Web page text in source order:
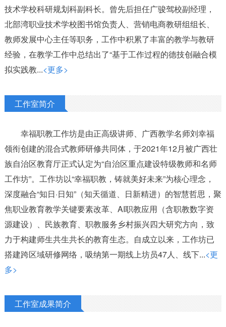
技术学校科研规划科副科长。曾先后担任广骏驾校副经理，
北部湾职业技术学校图书馆负责人、营销电商教研组组长、
教师发展中心主任等职务，工作中积累了丰富的教学与教研
经验，在教学工作中总结出了“基于工作过程的德技创融合模
拟实践教...<更多>
工作室简介
幸福职教工作坊是由正高级讲师、广西教学名师刘幸福
领衔创建的混合式教师研修共同体，于2021年12月被广西壮
族自治区教育厅正式认定为“自治区重点建设特级教师和名师
工作坊”。工作坊以“幸福职教，铸就美好未来”为核心理念，
深度融合“知日·日知”（知天循道、日新精进）的智慧哲思，聚
焦职业教育教学关键要素改革、AI职教应用（含职教数字资
源建设）、民族教育、职教服务乡村振兴四大研究方向，致
力于构建师生共生共长的教育生态。自成立以来，工作坊已
搭建跨区域研修网络，吸纳第一期线上坊员47人、线下...<更
多>
工作室成果简介